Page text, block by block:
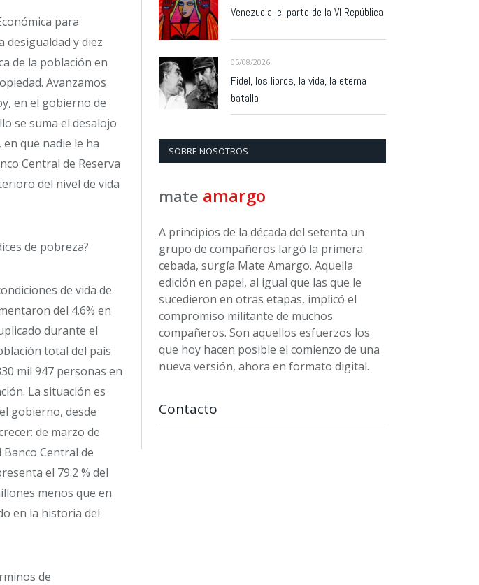
para
desigualdad y diez
de la población en
Avanzamos
en el gobierno de
se suma el desalojo
que nadie le ha
Central de Reserva
del nivel de vida
de pobreza?
de vida de
del 4.6% en
durante el
total del país
mil 947 personas en
La situación es
gobierno, desde
de marzo de
Central de
el 79.2 % del
menos que en
en la historia del
de
Venezuela: el parto de la VI República
05/08/2026
Fidel, los libros, la vida, la eterna
batalla
SOBRE NOSOTROS
mate amargo
A principios de la década del setenta un
grupo de compañeros largó la primera
cebada, surgía Mate Amargo. Aquella
edición en papel, al igual que las que le
sucedieron en otras etapas, implicó el
compromiso militante de muchos
compañeros. Son aquellos esfuerzos los
que hoy hacen posible el comienzo de una
nueva versión, ahora en formato digital.
Contacto